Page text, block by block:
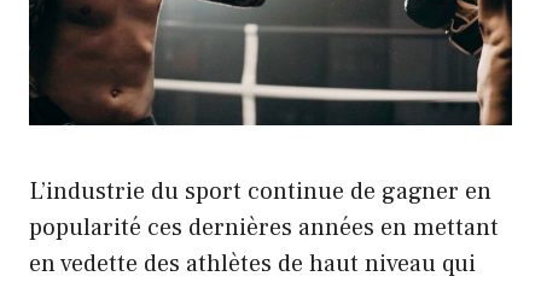
L’industrie du sport continue de gagner en
popularité ces dernières années en mettant
en vedette des athlètes de haut niveau qui